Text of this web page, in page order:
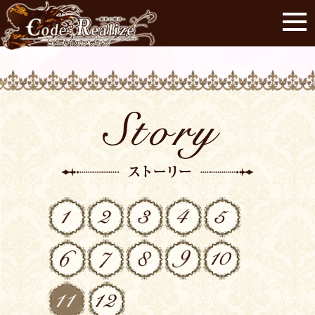
01 02 03 04 05
06 07